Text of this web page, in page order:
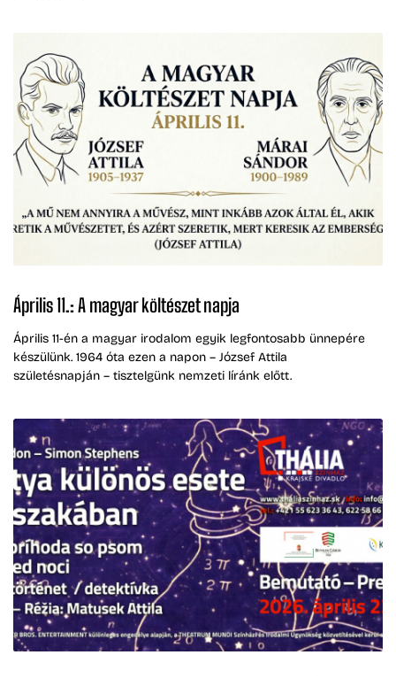
Április 11.: A magyar költészet napja
Április 11-én a magyar irodalom egyik legfontosabb ünnepére
készülünk. 1964 óta ezen a napon – József Attila
születésnapján – tisztelgünk nemzeti líránk előtt.